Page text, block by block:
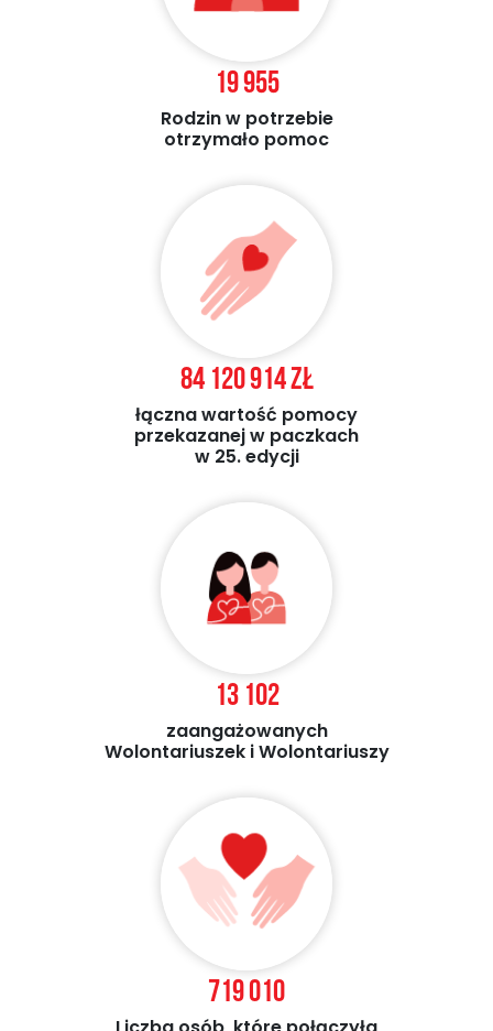
19 955
Rodzin w potrzebie
otrzymało pomoc
84 120 914 zł
łączna wartość pomocy
przekazanej w paczkach
w 25. edycji
13 102
zaangażowanych
Wolontariuszek i Wolontariuszy
719 010